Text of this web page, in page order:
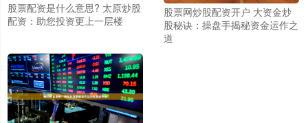
股票配资是什么意思? 太原炒股
配资：助您投资更上一层楼
股票网炒股配资开户 大资金炒
股秘诀：操盘手揭秘资金运作之
道